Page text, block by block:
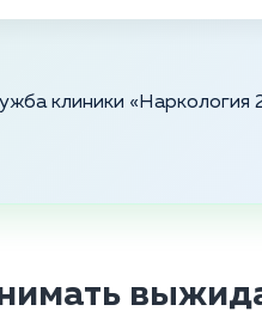
клиники «Наркология